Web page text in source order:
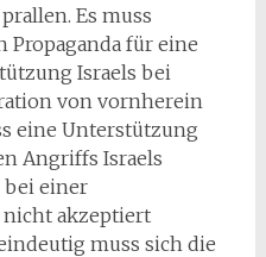
Es muss
Propaganda für eine
Israels bei
von vornherein
eine Unterstützung
Angriffs Israels
bei einer
akzeptiert
muss sich die